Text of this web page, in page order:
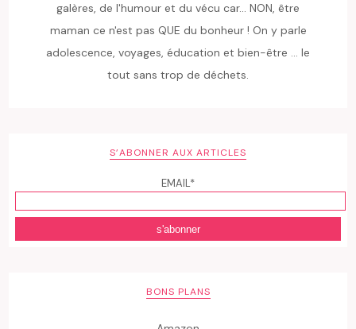
galères, de l'humour et du vécu car... NON, être
maman ce n'est pas QUE du bonheur ! On y parle
adolescence, voyages, éducation et bien-être ... le
tout sans trop de déchets.
S’ABONNER AUX ARTICLES
EMAIL*
BONS PLANS